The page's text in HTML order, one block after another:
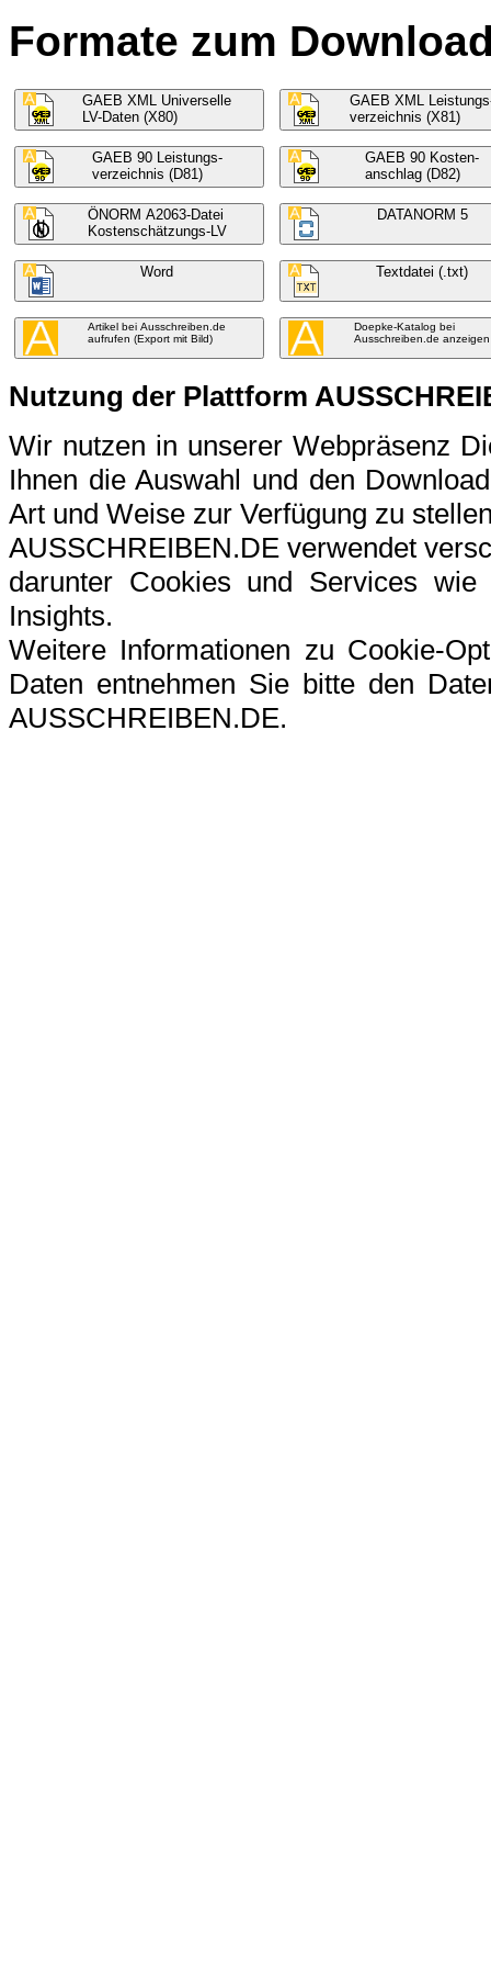
Formate zum
GAEB XML Universelle
LV-Daten (X80)
GAEB XML
verzeichnis (X81)
GAEB 90 Leistungs-
verzeichnis (D81)
GAEB 90 Kosten-
anschlag (D82)
ÖNORM A2063-Datei
Kostenschätzungs-LV
DATANORM 5
Word Textdatei (.txt)
Artikel bei Ausschreiben.de
aufrufen (Export mit Bild)
Doepke-Katalog bei
Ausschreiben.de anzeigen
Nutzung der Plattform
Wir nutzen in unserer Webpräsenz
Ihnen die Auswahl und den
Art und Weise zur Verfügung zu
AUSSCHREIBEN.DE verwendet
darunter Cookies und Services
Insights.
Weitere Informationen zu Cookie-
Daten entnehmen Sie bitte den
AUSSCHREIBEN.DE.